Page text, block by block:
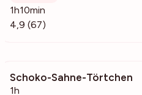
1h10min
4,9 (67)
Schoko-Sahne-Törtchen
1h